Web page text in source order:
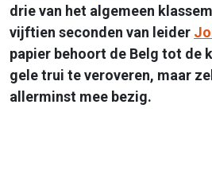
drie van het algemeen
vijftien seconden van leider
papier behoort de Belg tot de
gele trui te veroveren, maar
allerminst mee bezig.